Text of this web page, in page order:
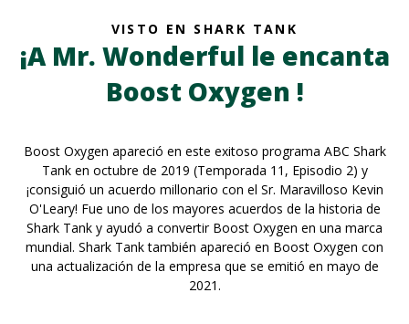
del
producto
VISTO EN SHARK TANK
¡A Mr. Wonderful le encanta
Boost Oxygen !
Boost Oxygen apareció en este exitoso programa ABC Shark
Tank en octubre de 2019 (Temporada 11, Episodio 2) y
¡consiguió un acuerdo millonario con el Sr. Maravilloso Kevin
O'Leary! Fue uno de los mayores acuerdos de la historia de
Shark Tank y ayudó a convertir Boost Oxygen en una marca
mundial. Shark Tank también apareció en Boost Oxygen con
una actualización de la empresa que se emitió en mayo de
2021.